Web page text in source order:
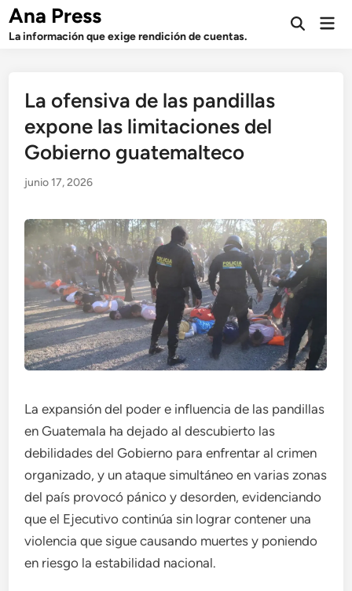
Saltar
contenido
Ana Press
La información que exige rendición de cuentas.
Abrir
La ofensiva de las pandillas
expone las limitaciones del
Gobierno guatemalteco
junio 17, 2026
La expansión del poder e influencia de las pandillas
en Guatemala ha dejado al descubierto las
debilidades del Gobierno para enfrentar al crimen
organizado, y un ataque simultáneo en varias zonas
del país provocó pánico y desorden, evidenciando
que el Ejecutivo continúa sin lograr contener una
violencia que sigue causando muertes y poniendo
en riesgo la estabilidad nacional.